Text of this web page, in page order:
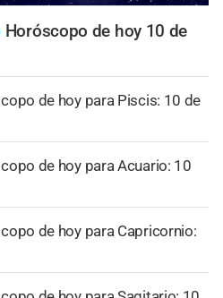
Horóscopo de hoy 10 de
de hoy para Piscis: 10 de
de hoy para Acuario: 10
de hoy para Capricornio: